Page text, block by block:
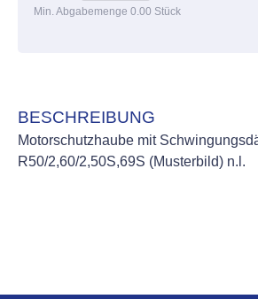
Min. Abgabemenge 0.00 Stück
BESCHREIBUNG
Motorschutzhaube mit
R50/2,60/2,50S,69S (Musterbild) n.l.